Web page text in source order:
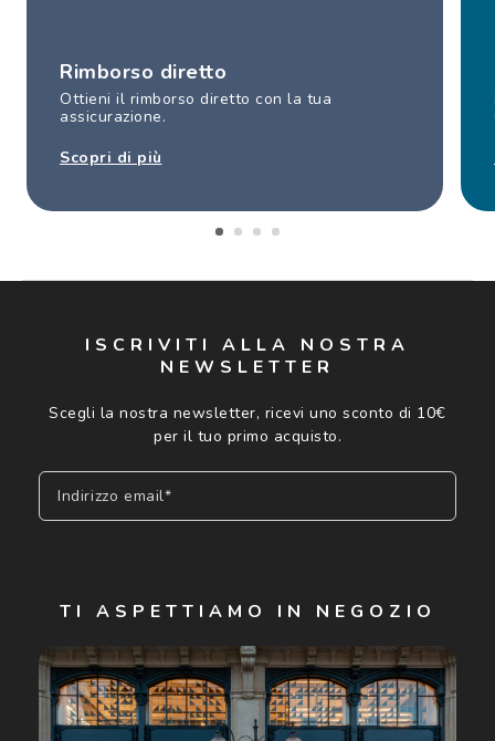
Rimborso diretto
Ottieni il rimborso diretto con la tua
assicurazione.
Scopri di più
ISCRIVITI ALLA NOSTRA
NEWSLETTER
Scegli la nostra newsletter, ricevi uno sconto di 10€
per il tuo primo acquisto.
Indirizzo email*
Cliccando su "Iscriviti", confermo di avere più di 16 anni e
acconsento all'utilizzo dei miei Dati Personali da parte di
Luxottica Group S.p.A. per l'invio di offerte speciali, novità
ed altre comunicazioni di carattere pubblicitario (consultare
Informativa sulla privacyper ulteriori informazioni).
TI ASPETTIAMO IN NEGOZIO